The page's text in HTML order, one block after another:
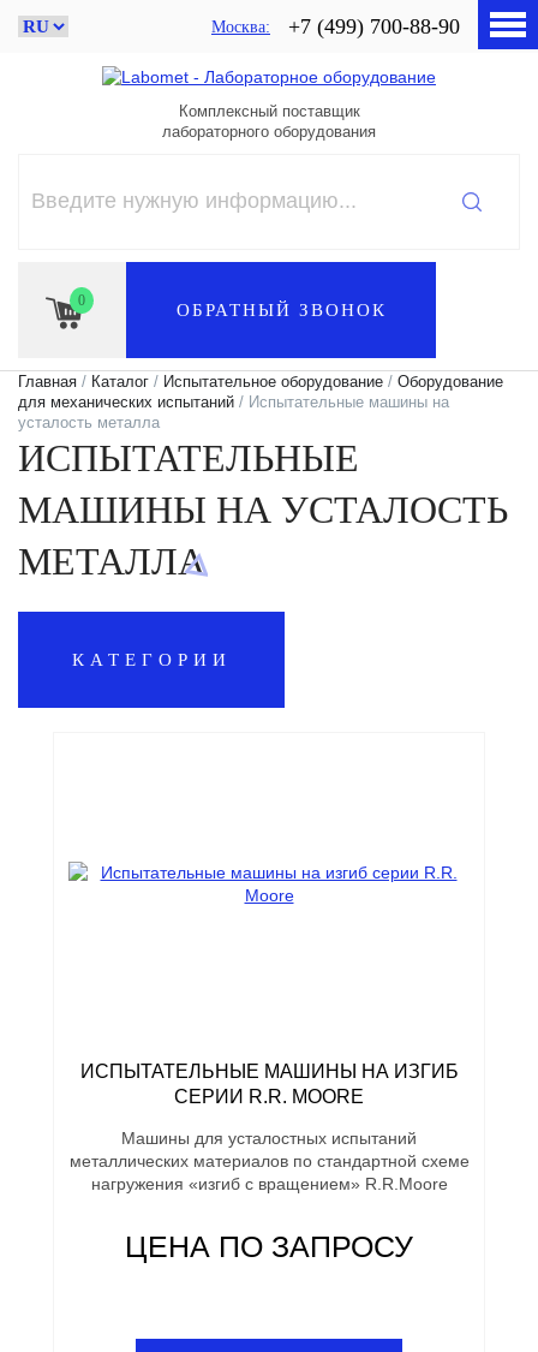
Москва +7 (499) 700-88-90
Комплексный поставщик
лабораторного оборудования
0 ОБРАТНЫЙ ЗВОНОК
Главная / Каталог / Испытательное оборудование / Оборудование
для механических испытаний / Испытательные машины на
усталость металла
ИСПЫТАТЕЛЬНЫЕ
МАШИНЫ НА УСТАЛОСТЬ
МЕТАЛЛА
КАТЕГОРИИ
ИСПЫТАТЕЛЬНЫЕ МАШИНЫ НА ИЗГИБ
СЕРИИ R.R. MOORE
Машины для усталостных испытаний
металлических материалов по стандартной схеме
нагружения «изгиб с вращением» R.R.Moore
ЦЕНА ПО ЗАПРОСУ